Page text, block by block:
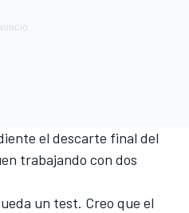
el descarte final del
trabajando con dos
un test. Creo que el